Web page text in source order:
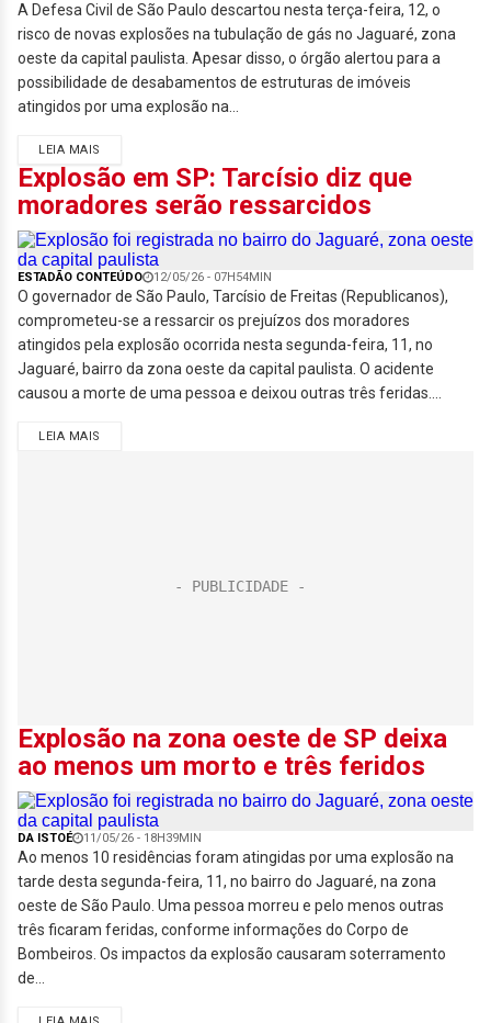
A Defesa Civil de São Paulo descartou nesta terça-feira, 12, o
risco de novas explosões na tubulação de gás no Jaguaré, zona
oeste da capital paulista. Apesar disso, o órgão alertou para a
possibilidade de desabamentos de estruturas de imóveis
atingidos por uma explosão na...
LEIA MAIS
Explosão em SP: Tarcísio diz que
moradores serão ressarcidos
ESTADÃO CONTEÚDO 12/05/26 - 07H54MIN
O governador de São Paulo, Tarcísio de Freitas (Republicanos),
comprometeu-se a ressarcir os prejuízos dos moradores
atingidos pela explosão ocorrida nesta segunda-feira, 11, no
Jaguaré, bairro da zona oeste da capital paulista. O acidente
causou a morte de uma pessoa e deixou outras três feridas....
LEIA MAIS
Explosão na zona oeste de SP deixa
ao menos um morto e três feridos
DA ISTOÉ 11/05/26 - 18H39MIN
Ao menos 10 residências foram atingidas por uma explosão na
tarde desta segunda-feira, 11, no bairro do Jaguaré, na zona
oeste de São Paulo. Uma pessoa morreu e pelo menos outras
três ficaram feridas, conforme informações do Corpo de
Bombeiros. Os impactos da explosão causaram soterramento
de...